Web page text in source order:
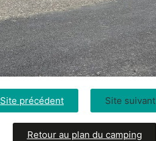
Site précédent Site suivant
Retour au plan du camping